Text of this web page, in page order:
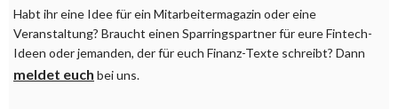
Habt ihr eine Idee für ein Mitarbeitermagazin oder eine
Veranstaltung? Braucht einen Sparringspartner für eure Fintech-
Ideen oder jemanden, der für euch Finanz-Texte schreibt? Dann
meldet euch bei uns.